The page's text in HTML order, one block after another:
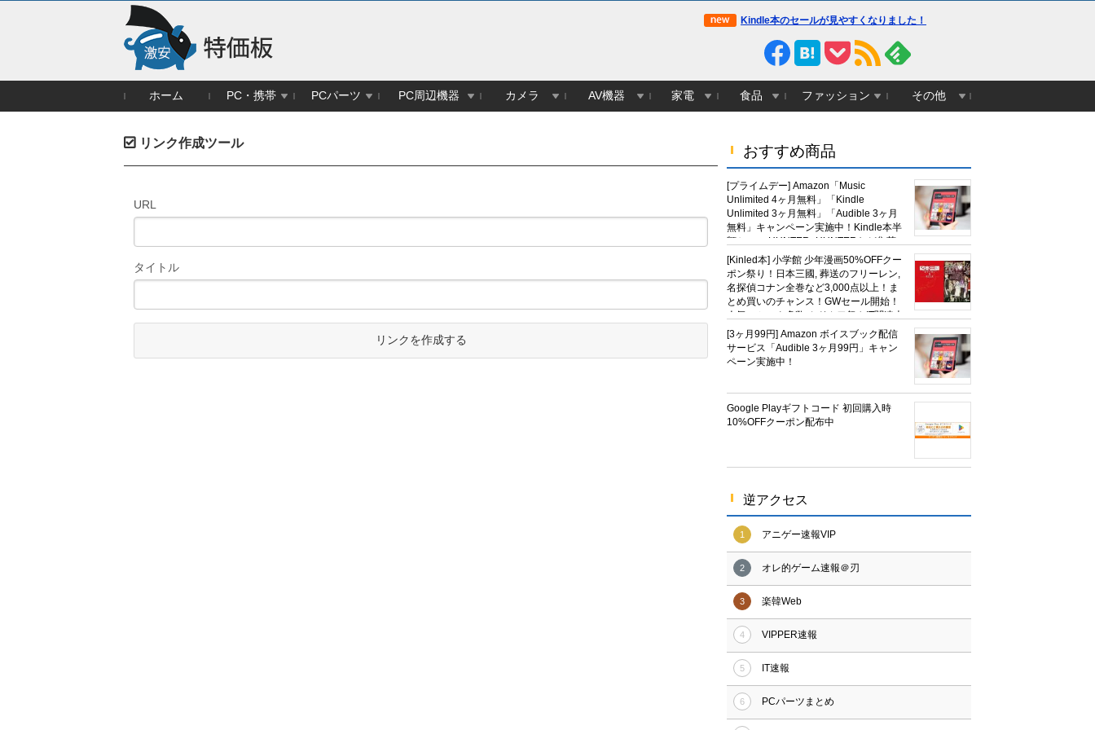
Kindle本のセールが見やすくなりました！
ホーム PC・携帯 PCパーツ PC周辺機器 カメラ AV機器 家電 食品 ファッション その他
おすすめ商品
[プライムデー] Amazon「Music
Unlimited 4ヶ月無料」「Kindle
Unlimited 3ヶ月無料」「Audible 3ヶ月
無料」キャンペーン実施中！Kindle本半
額セール HUNTER×HUNTERなど集英
社、無職転生,幼女戦記など
KADOKAWA、キャプテン翼100円セー
ルも！
[Kinled本] 小学館 少年漫画50%OFFクー
ポン祭り！日本三國, 葬送のフリーレン,
名探偵コナン全巻など3,000点以上！ま
とめ買いのチャンス！GWセール開始！
人気コミック多数 カドカワ祭やIT関連本
がセールに！
[3ヶ月99円] Amazon ボイスブック配信
サービス「Audible 3ヶ月99円」キャン
ペーン実施中！
Google Playギフトコード 初回購入時
10%OFFクーポン配布中
逆アクセス
1 アニゲー速報VIP
2 オレ的ゲーム速報＠刃
3 楽韓Web
4 VIPPER速報
5 IT速報
6 PCパーツまとめ
リンク作成ツール
URL
タイトル
リンクを作成する